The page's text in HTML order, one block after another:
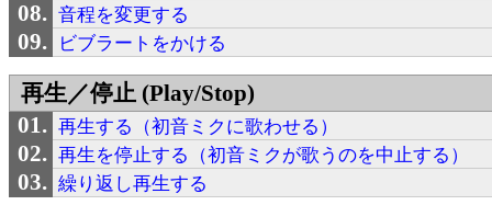
音程を変更する
ビブラートをかける
再生／停止 (Play/Stop)
再生する（初音ミクに歌わせる）
再生を停止する（初音ミクが歌うのを中止する）
繰り返し再生する